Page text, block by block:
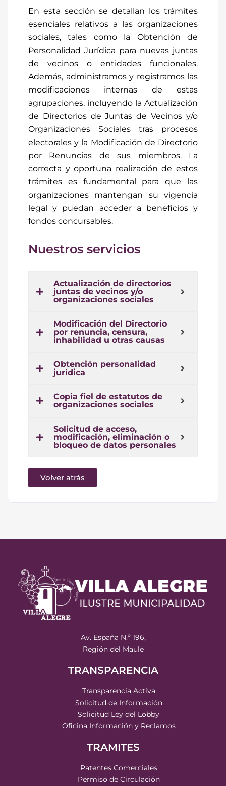
En esta sección se detallan los trámites
esenciales relativos a las organizaciones
sociales, tales como la Obtención de
Personalidad Jurídica para nuevas juntas
de vecinos o entidades funcionales.
Además, administramos y registramos las
modificaciones internas de estas
agrupaciones, incluyendo la Actualización
de Directorios de Juntas de Vecinos y/o
Organizaciones Sociales tras procesos
electorales y la Modificación de Directorio
por Renuncias de sus miembros. La
correcta y oportuna realización de estos
trámites es fundamental para que las
organizaciones mantengan su vigencia
legal y puedan acceder a beneficios y
fondos concursables.
Nuestros servicios
Actualización de directorios
juntas de vecinos y/o
organizaciones sociales
Modificación del Directorio
por renuncia, censura,
inhabilidad u otras causas
Obtención personalidad
jurídica
Copia fiel de estatutos de
organizaciones sociales
Solicitud de acceso,
modificación, eliminación o
bloqueo de datos personales
Volver atrás
Av. España N.º 196,
Región del Maule
TRANSPARENCIA
Transparencia Activa
Solicitud de Información
Solicitud Ley del Lobby
Oficina Información y Reclamos
TRAMITES
Patentes Comerciales
Permiso de Circulación